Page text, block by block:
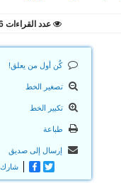
عدد القراءات
كٌن أول من يعلق!
تصغير الخط
تكبير الخط
طباعة
إرسال إلى صديق
شاركFacebookTwitter